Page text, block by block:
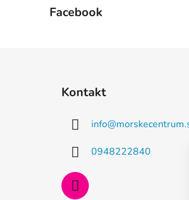
Facebook
Kontakt
info@
0948222840